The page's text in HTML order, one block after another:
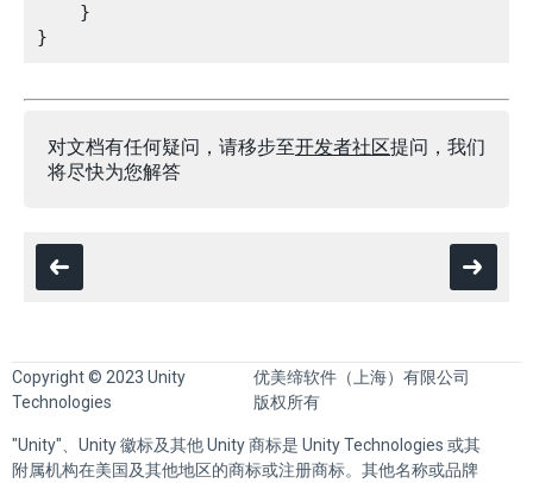
    }
对文档有任何疑问，请移步至开发者社区提问，我们
将尽快为您解答
Copyright © 2023 Unity
Technologies
优美缔软件（上海）有限公司
版权所有
"Unity"、Unity 徽标及其他 Unity 商标是 Unity Technologies 或其
附属机构在美国及其他地区的商标或注册商标。其他名称或品牌